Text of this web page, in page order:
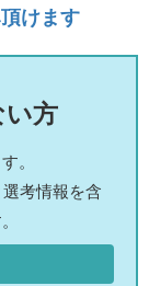
けます
方
。
考情報を含